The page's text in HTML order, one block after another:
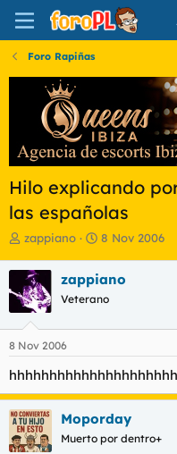
Foro Rapiñas
Hilo explicando
las españolas
I
i
c
i
a
d
o
d
e
l
t
e
zappiano
F
h
a
e
i
c
i
8 Nov 2006
zappiano
Veterano
8 Nov 2006
Moporday
Muerto por dentro+